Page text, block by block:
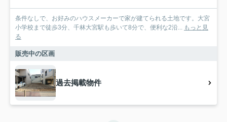
条件なしで、お好みのハウスメーカーで家が建てられる土地です。大宮
小学校まで徒歩3分、千林大宮駅も歩いて8分で、便利な2沿... もっと見
る
販売中の区画
過去掲載物件